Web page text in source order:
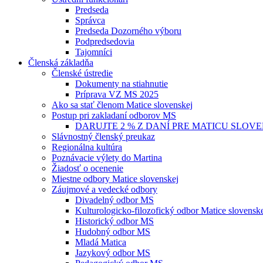
Predseda
Správca
Predseda Dozorného výboru
Podpredsedovia
Tajomníci
Členská základňa
Členské ústredie
Dokumenty na stiahnutie
Príprava VZ MS 2025
Ako sa stať členom Matice slovenskej
Postup pri zakladaní odborov MS
DARUJTE 2 % Z DANÍ PRE MATICU
Slávnostný členský preukaz
Regionálna kultúra
Poznávacie výlety do Martina
Žiadosť o ocenenie
Miestne odbory Matice slovenskej
Záujmové a vedecké odbory
Divadelný odbor MS
Kulturologicko-filozofický odbor Matice
Historický odbor MS
Hudobný odbor MS
Mladá Matica
Jazykový odbor MS